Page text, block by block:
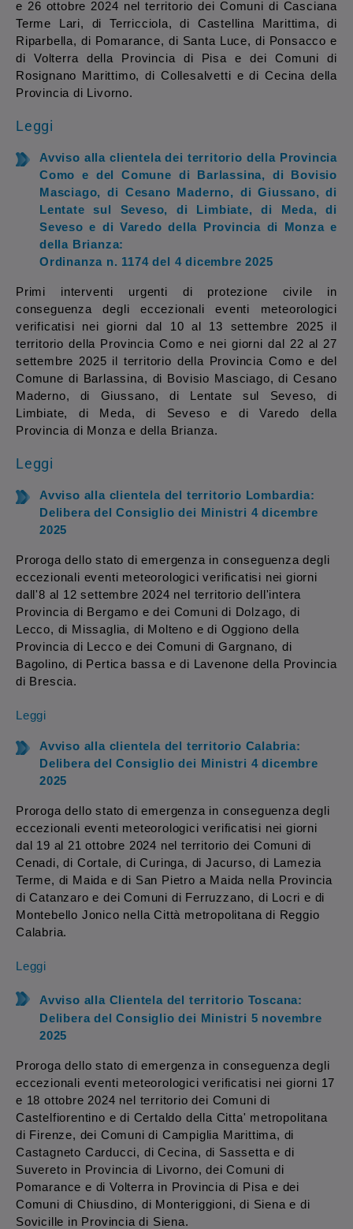
e 26 ottobre 2024 nel territorio dei Comuni di Casciana
Terme Lari, di Terricciola, di Castellina Marittima, di
Riparbella, di Pomarance, di Santa Luce, di Ponsacco e
di Volterra della Provincia di Pisa e dei Comuni di
Rosignano Marittimo, di Collesalvetti e di Cecina della
Provincia di Livorno.
Leggi
Avviso alla clientela dei territorio della Provincia
Como e del Comune di Barlassina, di Bovisio
Masciago, di Cesano Maderno, di Giussano, di
Lentate sul Seveso, di Limbiate, di Meda, di
Seveso e di Varedo della Provincia di Monza e
della Brianza:
Ordinanza n. 1174 del 4 dicembre 2025
Primi interventi urgenti di protezione civile in
conseguenza degli eccezionali eventi meteorologici
verificatisi nei giorni dal 10 al 13 settembre 2025 il
territorio della Provincia Como e nei giorni dal 22 al 27
settembre 2025 il territorio della Provincia Como e del
Comune di Barlassina, di Bovisio Masciago, di Cesano
Maderno, di Giussano, di Lentate sul Seveso, di
Limbiate, di Meda, di Seveso e di Varedo della
Provincia di Monza e della Brianza.
Leggi
Avviso alla clientela del territorio Lombardia:
Delibera del Consiglio dei Ministri 4 dicembre
2025
Proroga dello stato di emergenza in conseguenza degli
eccezionali eventi meteorologici verificatisi nei giorni
dall'8 al 12 settembre 2024 nel territorio dell'intera
Provincia di Bergamo e dei Comuni di Dolzago, di
Lecco, di Missaglia, di Molteno e di Oggiono della
Provincia di Lecco e dei Comuni di Gargnano, di
Bagolino, di Pertica bassa e di Lavenone della Provincia
di Brescia.
Leggi
Avviso alla clientela del territorio Calabria:
Delibera del Consiglio dei Ministri 4 dicembre
2025
Proroga dello stato di emergenza in conseguenza degli
eccezionali eventi meteorologici verificatisi nei giorni
dal 19 al 21 ottobre 2024 nel territorio dei Comuni di
Cenadi, di Cortale, di Curinga, di Jacurso, di Lamezia
Terme, di Maida e di San Pietro a Maida nella Provincia
di Catanzaro e dei Comuni di Ferruzzano, di Locri e di
Montebello Jonico nella Città metropolitana di Reggio
Calabria.
Leggi
Avviso alla Clientela del territorio Toscana:
Delibera del Consiglio dei Ministri 5 novembre
2025
Proroga dello stato di emergenza in conseguenza degli
eccezionali eventi meteorologici verificatisi nei giorni 17
e 18 ottobre 2024 nel territorio dei Comuni di
Castelfiorentino e di Certaldo della Citta' metropolitana
di Firenze, dei Comuni di Campiglia Marittima, di
Castagneto Carducci, di Cecina, di Sassetta e di
Suvereto in Provincia di Livorno, dei Comuni di
Pomarance e di Volterra in Provincia di Pisa e dei
Comuni di Chiusdino, di Monteriggioni, di Siena e di
Sovicille in Provincia di Siena.